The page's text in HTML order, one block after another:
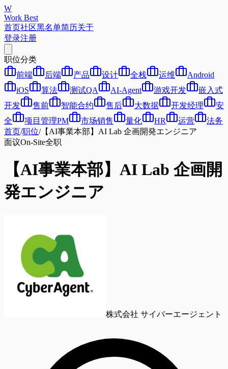
W
Work Best
首页社区黑名单简历关于
登录注册
职位分类
前端
后端 产品 设计 全栈 运维
Android
iOS
算法 测试QA AI-Agent 游戏开发
嵌入式
开发
售前 智能合约 售后 大数据 开发经理
安
全
项目管理PM 市场销售 量化 HR 运营
法务
首页/职位/【AI事業本部】AI Lab 企画開発エンジニア
面议On-Site全职
【AI事業本部】AI Lab 企画開
発エンジニア
株式会社 サイバーエージェント